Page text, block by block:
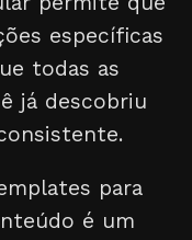
específicas
todas as
já descobriu
para
é um